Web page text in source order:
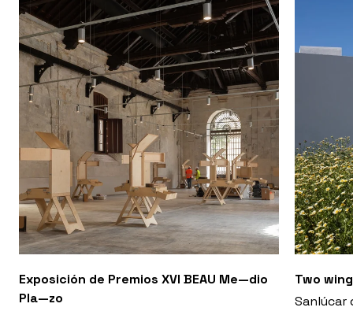
Exposición de Premios XVI BEAU Me—dio
Pla—zo
Two
Sanlúcar